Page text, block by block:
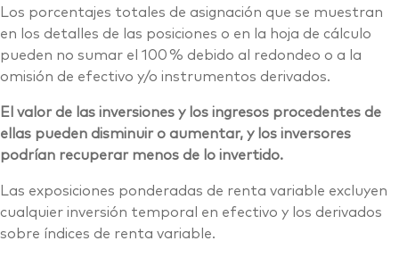
Los porcentajes totales de asignación que se muestran
en los detalles de las posiciones o en la hoja de cálculo
pueden no sumar el 100 % debido al redondeo o a la
omisión de efectivo y/o instrumentos derivados.
El valor de las inversiones y los ingresos procedentes de
ellas pueden disminuir o aumentar, y los inversores
podrían recuperar menos de lo invertido.
Las exposiciones ponderadas de renta variable excluyen
cualquier inversión temporal en efectivo y los derivados
sobre índices de renta variable.